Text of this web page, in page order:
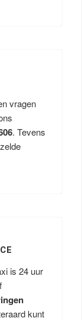
vragen
. Tevens
is 24 uur
kunt